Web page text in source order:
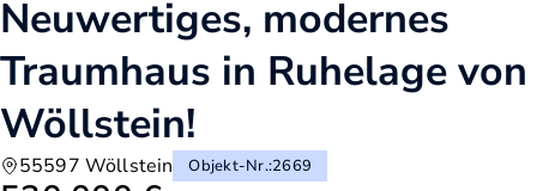
Neuwertiges, modernes
Traumhaus in Ruhelage von
Wöllstein!
55597 Wöllstein Objekt-Nr.:2669